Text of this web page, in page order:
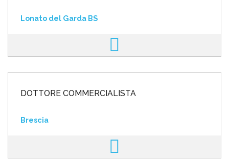
Lonato del Garda BS
DOTTORE COMMERCIALISTA
Brescia